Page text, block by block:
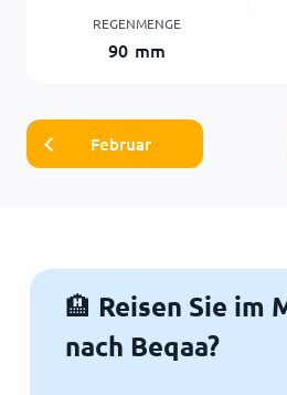
REGENMENGE
90 mm
Februar
🏨 Reisen Sie im
nach Beqaa?